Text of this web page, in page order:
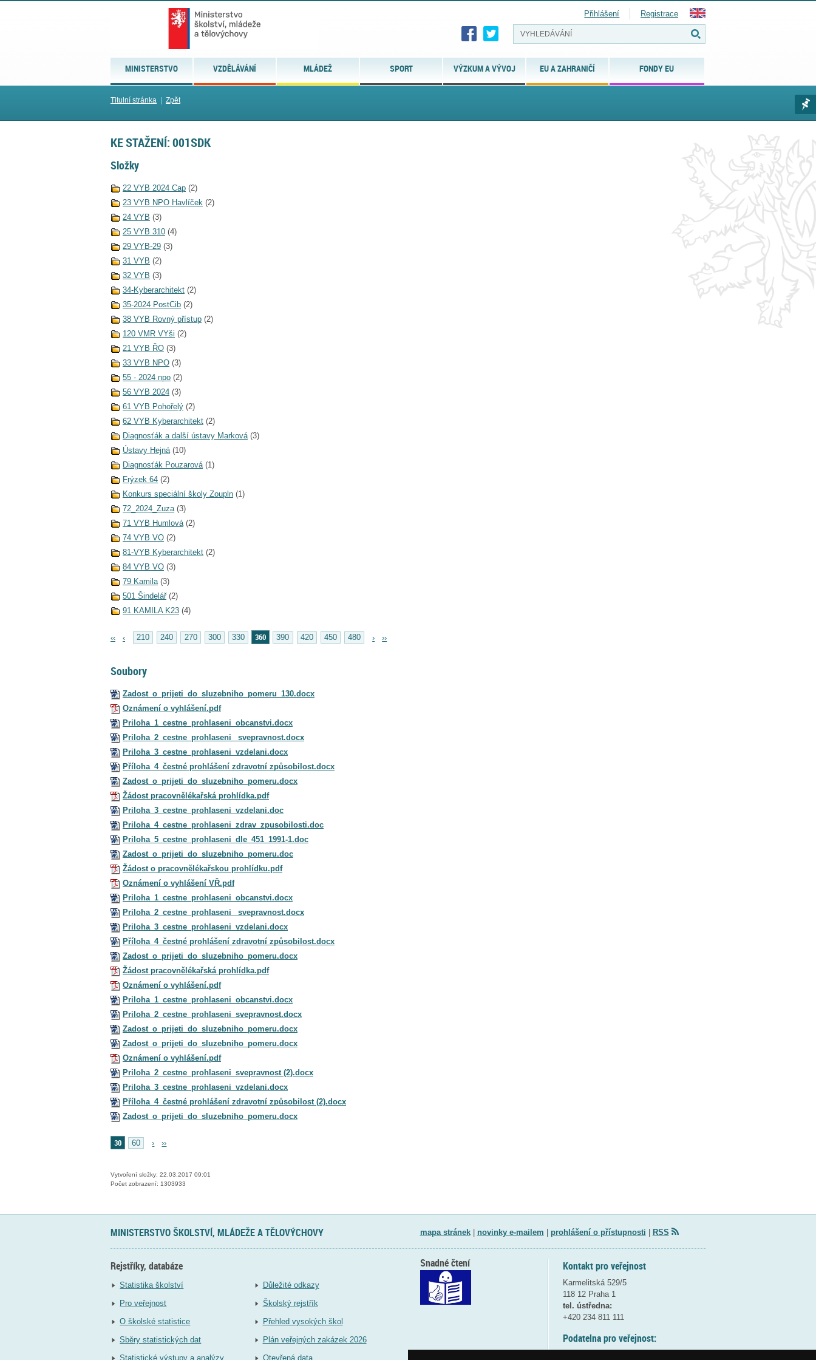
MINISTERSTVO VZDĚLÁVÁNÍ MLÁDEŽ SPORT VÝZKUM A VÝVOJ EU A ZAHRANIČÍ FONDY EU
Přihlášení Registrace
Titulní stránka Zpět
KE STAŽENÍ: 001SDK
Složky
22 VYB 2024 Cap (2)
23 VYB NPO Havlíček (2)
24 VYB (3)
25 VYB 310 (4)
29 VYB-29 (3)
31 VYB (2)
32 VYB (3)
34-Kyberarchitekt (2)
35-2024 PostCib (2)
38 VYB Rovný přístup (2)
120 VMR VYši (2)
21 VYB ŘO (3)
33 VYB NPO (3)
55 - 2024 npo (2)
56 VYB 2024 (3)
61 VYB Pohořelý (2)
62 VYB Kyberarchitekt (2)
Diagnosťák a další ústavy Marková (3)
Ústavy Hejná (10)
Diagnosťák Pouzarová (1)
Frýzek 64 (2)
Konkurs speciální školy Zoupln (1)
72_2024_Zuza (3)
71 VYB Humlová (2)
74 VYB VO (2)
81-VYB Kyberarchitekt (2)
84 VYB VO (3)
79 Kamila (3)
501 Šindelář (2)
91 KAMILA K23 (4)
‹‹ ‹ 210 240 270 300 330 360 390 420 450 480 › ››
Soubory
Zadost_o_prijeti_do_sluzebniho_pomeru_130.docx
Oznámení o vyhlášení.pdf
Priloha_1_cestne_prohlaseni_obcanstvi.docx
Priloha_2_cestne_prohlaseni_ svepravnost.docx
Priloha_3_cestne_prohlaseni_vzdelani.docx
Příloha_4_čestné prohlášení zdravotní způsobilost.docx
Zadost_o_prijeti_do_sluzebniho_pomeru.docx
Žádost pracovnělékařská prohlídka.pdf
Priloha_3_cestne_prohlaseni_vzdelani.doc
Priloha_4_cestne_prohlaseni_zdrav_zpusobilosti.doc
Priloha_5_cestne_prohlaseni_dle_451_1991-1.doc
Zadost_o_prijeti_do_sluzebniho_pomeru.doc
Žádost o pracovnělékařskou prohlídku.pdf
Oznámení o vyhlášení VŘ.pdf
Priloha_1_cestne_prohlaseni_obcanstvi.docx
Priloha_2_cestne_prohlaseni_ svepravnost.docx
Priloha_3_cestne_prohlaseni_vzdelani.docx
Příloha_4_čestné prohlášení zdravotní způsobilost.docx
Zadost_o_prijeti_do_sluzebniho_pomeru.docx
Žádost pracovnělékařská prohlídka.pdf
Oznámení o vyhlášení.pdf
Priloha_1_cestne_prohlaseni_obcanstvi.docx
Priloha_2_cestne_prohlaseni_svepravnost.docx
Zadost_o_prijeti_do_sluzebniho_pomeru.docx
Zadost_o_prijeti_do_sluzebniho_pomeru.docx
Oznámení o vyhlášení.pdf
Priloha_2_cestne_prohlaseni_svepravnost (2).docx
Priloha_3_cestne_prohlaseni_vzdelani.docx
Příloha_4_čestné prohlášení zdravotní způsobilost (2).docx
Zadost_o_prijeti_do_sluzebniho_pomeru.docx
30 60 › ››
Vytvoření složky: 22.03.2017 09:01
Počet zobrazení: 1303933
MINISTERSTVO ŠKOLSTVÍ, MLÁDEŽE A TĚLOVÝCHOVY mapa stránek| novinky e-mailem prohlášení o přístupnosti RSS
Rejstříky, databáze
Statistika školství
Pro veřejnost
O školské statistice
Sběry statistických dat
Statistické výstupy a analýzy
Důležité odkazy
Školský rejstřík
Přehled vysokých škol
Plán veřejných zakázek 2026
Otevřená data
Kontakt pro veřejnost
Karmelitská 529/5
118 12 Praha 1
tel. ústředna:
+420 234 811 111
Podatelna pro veřejnost:
Snadné čtení